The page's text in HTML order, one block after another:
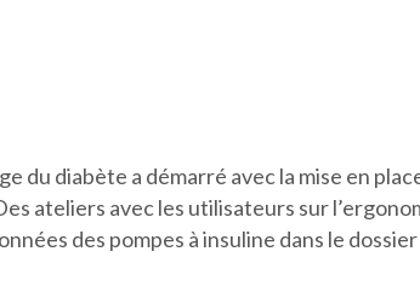
du diabète a démarré avec la mise en
ateliers avec les utilisateurs sur
des pompes à insuline dans le